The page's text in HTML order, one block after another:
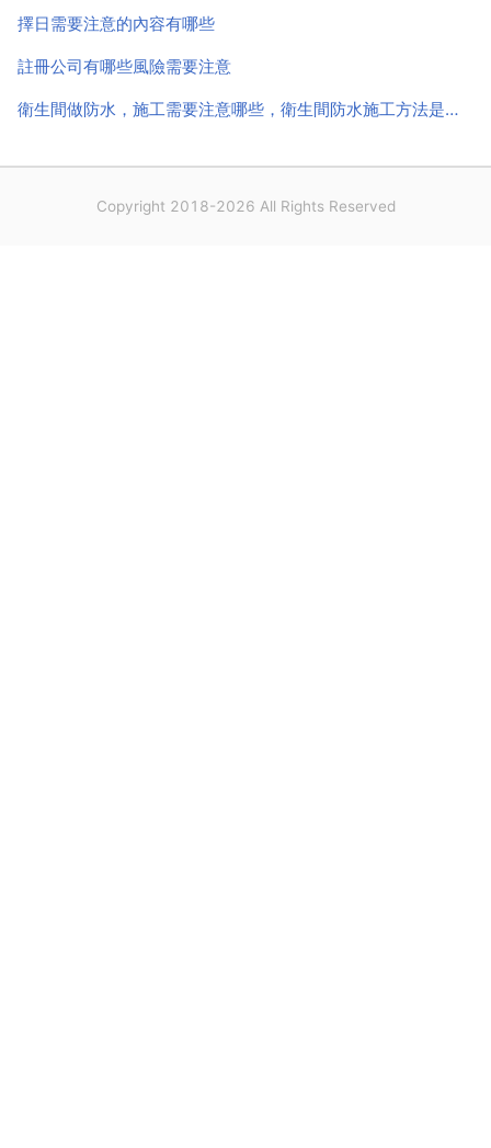
擇日需要注意的內容有哪些
註冊公司有哪些風險需要注意
衛生間做防水，施工需要注意哪些，衛生間防水施工方法是什麼？
Copyright 2018-2026 All Rights Reserved